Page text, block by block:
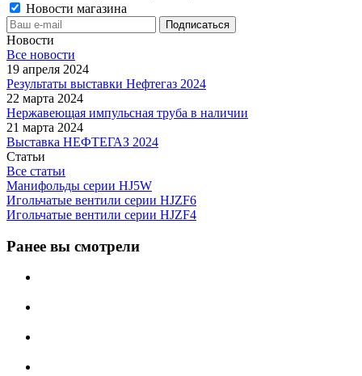
Новости магазина
Новости
Все новости
19 апреля 2024
Результаты выставки Нефтегаз 2024
22 марта 2024
Нержавеющая импульсная труба в наличии
21 марта 2024
Выставка НЕФТЕГАЗ 2024
Статьи
Все статьи
Манифольды серии HJ5W
Игольчатые вентили серии HJZF6
Игольчатые вентили серии HJZF4
Ранее вы смотрели